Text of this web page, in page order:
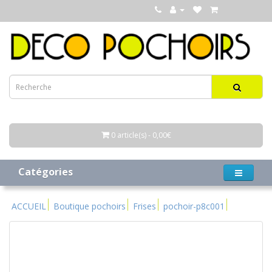
0 article(s) - 0,00€
Catégories
ACCUEIL Boutique pochoirs Frises pochoir-p8c001